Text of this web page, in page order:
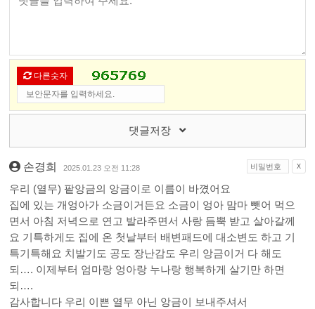
다른숫자
댓글저장
손경희 2025.01.23 오전 11:28 X
우리 (열무) 팥앙금의 앙금이로 이름이 바꼈어요
집에 있는 개엉아가 소금이거든요 소금이 엉아 맘마 뺏어 먹으
면서 아침 저녁으로 연고 발라주면서 사랑 듬뿍 받고 살아갈께
요 기특하게도 집에 온 첫날부터 배변패드에 대소변도 하고 기
특기특해요 치발기도 공도 장난감도 우리 앙금이거 다 해도
되…. 이제부터 엄마랑 엉아랑 누나랑 행복하게 살기만 하면
되….
감사합니다 우리 이쁜 열무 아닌 앙금이 보내주셔서